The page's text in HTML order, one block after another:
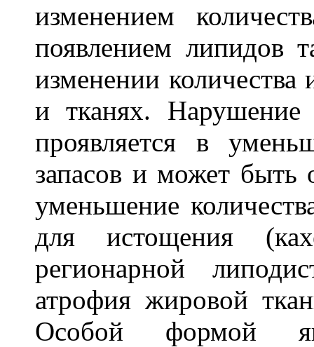
изменением
появлением липидов
изменении количества
и тканях. Нарушение
проявляется в
запасов и может
уменьшение
для истощения
регионарной
атрофия жировой
Особой формой